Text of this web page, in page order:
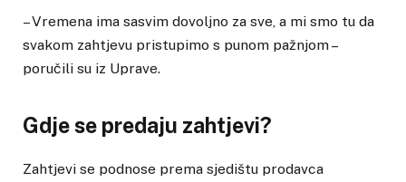
– Vremena ima sasvim dovoljno za sve, a mi smo tu da
svakom zahtjevu pristupimo s punom pažnjom –
poručili su iz Uprave.
Gdje se predaju zahtjevi?
Zahtjevi se podnose prema sjedištu prodavca